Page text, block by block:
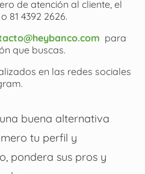
de atención al cliente, el
81 4392 2626.
para
que buscas.
en las redes sociales
buena alternativa
tu perfil y
pondera sus pros y